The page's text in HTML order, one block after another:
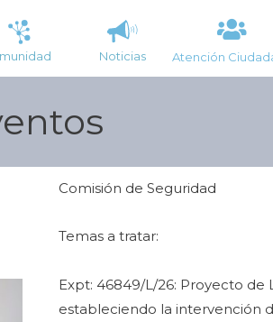
Noticias Atención
Comisión de Seguridad
Temas a tratar:
Expt: 46849/L/26: Proyecto de
estableciendo la intervención